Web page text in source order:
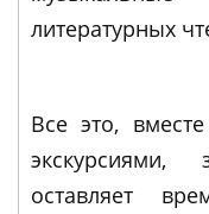
литературных
Все это,
оставляет